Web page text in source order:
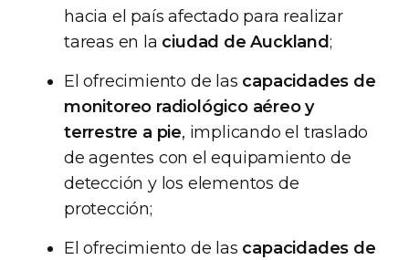
hacia el país afectado para realizar
tareas en la ciudad de Auckland;
El ofrecimiento de las capacidades de
monitoreo radiológico aéreo y
terrestre a pie, implicando el traslado
de agentes con el equipamiento de
detección y los elementos de
protección;
El ofrecimiento de las capacidades de